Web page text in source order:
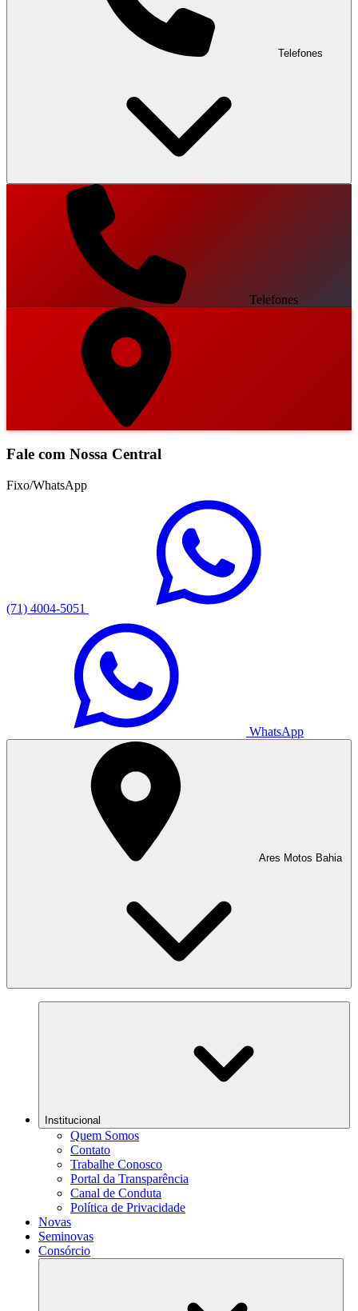
Telefones
Telefones
Fale com Nossa Central
Fixo/WhatsApp
(71) 4004-5051
WhatsApp
Ares Motos Bahia
Institucional
Quem Somos
Contato
Trabalhe Conosco
Portal da Transparência
Canal de Conduta
Política de Privacidade
Novas
Seminovas
Consórcio